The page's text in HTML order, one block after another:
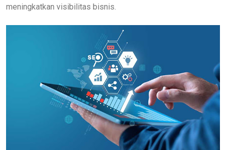
meningkatkan visibilitas bisnis.